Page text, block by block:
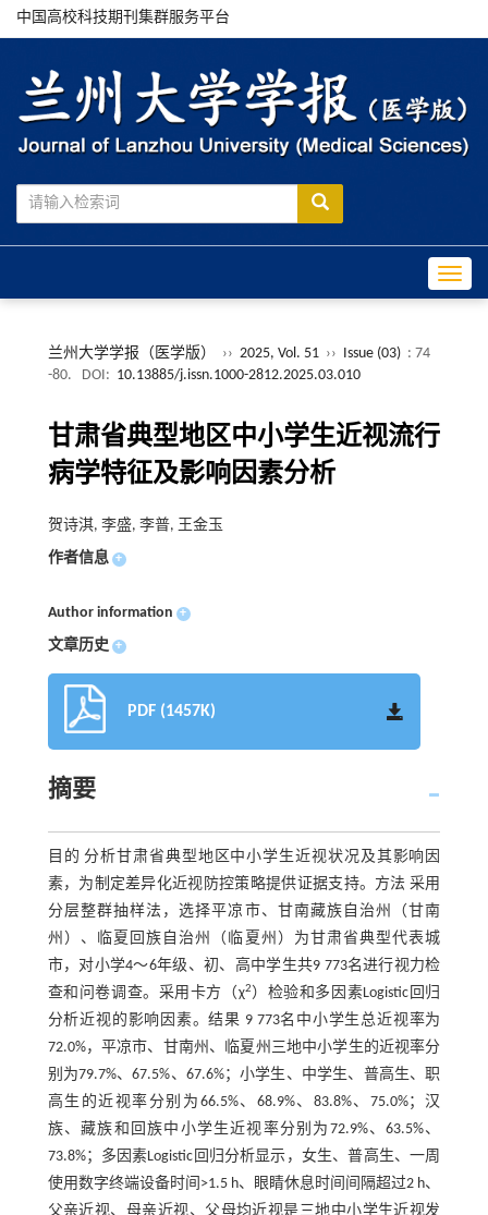
中国高校科技期刊集群服务平台
兰州大学学报（医学版） ›› 2025, Vol. 51 ›› Issue (03) : 74
-80.
DOI: 10.13885/j.issn.1000-2812.2025.03.010
甘肃省典型地区中小学生近视流行
病学特征及影响因素分析
贺诗淇, 李盛, 李普, 王金玉
作者信息 +
Author information +
文章历史 +
PDF (1457K)
摘要
目的 分析甘肃省典型地区中小学生近视状况及其影响因
素，为制定差异化近视防控策略提供证据支持。方法 采用
分层整群抽样法，选择平凉市、甘南藏族自治州（甘南
州）、临夏回族自治州（临夏州）为甘肃省典型代表城
市，对小学4～6年级、初、高中学生共9 773名进行视力检
查和问卷调查。采用卡方（χ2）检验和多因素Logistic回归
分析近视的影响因素。结果 9 773名中小学生总近视率为
72.0%，平凉市、甘南州、临夏州三地中小学生的近视率分
别为79.7%、67.5%、67.6%；小学生、中学生、普高生、职
高生的近视率分别为66.5%、68.9%、83.8%、75.0%；汉
族、藏族和回族中小学生近视率分别为72.9%、63.5%、
73.8%；多因素Logistic回归分析显示，女生、普高生、一周
使用数字终端设备时间>1.5 h、眼睛休息时间间隔超过2 h、
父亲近视、母亲近视、父母均近视是三地中小学生近视发